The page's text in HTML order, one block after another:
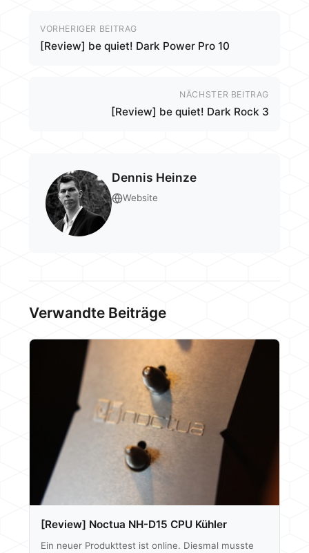
VORHERIGER BEITRAG
[Review] be quiet! Dark Power Pro 10
NÄCHSTER BEITRAG
[Review] be quiet! Dark Rock 3
Dennis Heinze
Website
Verwandte Beiträge
[Review] Noctua NH-D15 CPU Kühler
Ein neuer Produkttest ist online. Diesmal musste